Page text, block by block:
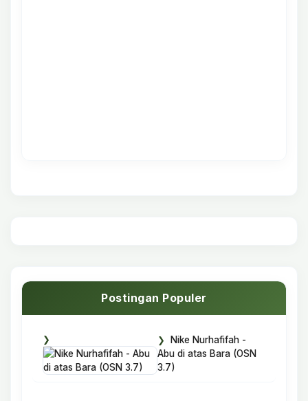
Postingan Populer
Nike Nurhafifah -
Abu di atas Bara (OSN
3.7)